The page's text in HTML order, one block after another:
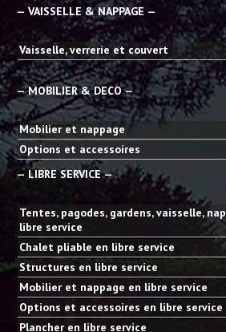
— VAISSELLE & NAPPAGE —
Vaisselle, verrerie et couvert
— MOBILIER & DECO —
Mobilier et nappage
Options et accessoires
— LIBRE SERVICE —
Tentes, pagodes, gardens, vaisselle,
libre service
Chalet pliable en libre service
Structures en libre service
Mobilier et nappage en libre service
Options et accessoires en libre service
Plancher en libre service